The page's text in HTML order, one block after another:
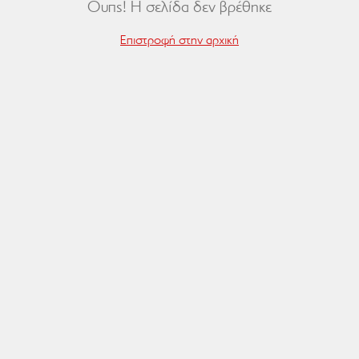
Ουπς! Η σελίδα δεν βρέθηκε
Επιστροφή στην αρχική